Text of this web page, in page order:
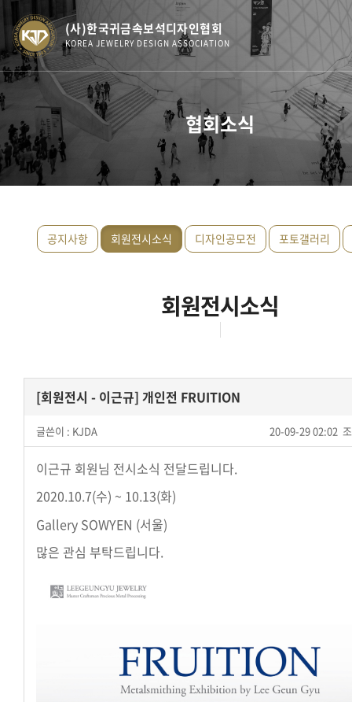
(사)한국귀금속보석디자인협회
KOREA JEWELRY DESIGN ASSOCIATION
협회소식
공지사항 회원전시소식 디자인공모전 포토갤러리
회원전시소식
[회원전시 - 이근규] 개인전 FRUITION
글쓴이 : KJDA 20-09-29 02:02
이근규 회원님 전시소식 전달드립니다.
2020.10.7(수) ~ 10.13(화)
Gallery SOWYEN (서울)
많은 관심 부탁드립니다.